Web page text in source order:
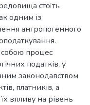
стоїть
одним із
антропогенного
собою процес
податків, у
законодавством
платників, а
впливу на рівень